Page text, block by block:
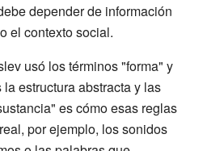
depender de información
el contexto social.
usó los términos "forma" y
estructura abstracta y las
es cómo esas reglas
por ejemplo, los sonidos